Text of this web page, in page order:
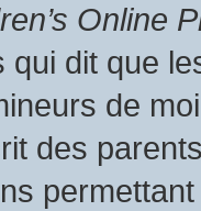
Online
qui dit que
de
des